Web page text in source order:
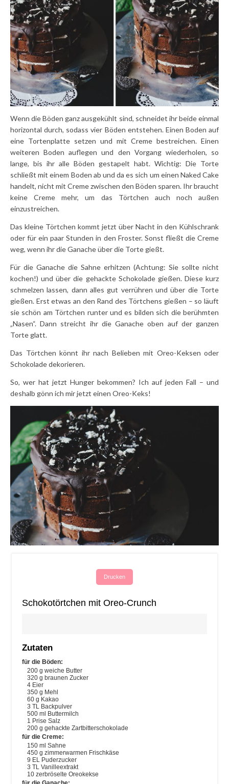
Wenn die Böden ganz ausgekühlt sind, schneidet ihr beide einmal
horizontal durch, sodass vier Böden entstehen. Einen Boden auf
eine Tortenplatte setzen und mit Creme bestreichen. Einen
weiteren Boden auflegen und den Vorgang wiederholen, so
lange, bis ihr alle Böden gestapelt habt. Wichtig: Die Torte
schließt mit einem Boden ab und da es sich um einen Naked Cake
handelt, nicht mit Creme zwischen den Böden sparen. Ihr braucht
keine Creme mehr, um das Törtchen auch noch außen
einzustreichen.
Das kleine Törtchen kommt jetzt über Nacht in den Kühlschrank
oder für ein paar Stunden in den Froster. Sonst fließt die Creme
weg, wenn ihr die Ganache über die Torte gießt.
Für die Ganache die Sahne erhitzen (Achtung: Sie sollte nicht
kochen!) und über die gehackte Schokolade gießen. Diese kurz
schmelzen lassen, dann alles gut verrühren und über die Torte
gießen. Erst etwas an den Rand des Törtchens gießen – so läuft
sie schön am Törtchen runter und es bilden sich die berühmten
„Nasen“. Dann streicht ihr die Ganache oben auf der ganzen
Torte glatt.
Das Törtchen könnt ihr nach Belieben mit Oreo-Keksen oder
Schokolade dekorieren.
So, wer hat jetzt Hunger bekommen? Ich auf jeden Fall – und
deshalb gönn ich mir jetzt einen Oreo-Keks!
Drucken
Schokotörtchen mit Oreo-Crunch
Zutaten
für die Böden:
200 g weiche Butter
320 g braunen Zucker
4 Eier
350 g Mehl
60 g Kakao
3 TL Backpulver
500 ml Buttermilch
1 Prise Salz
200 g gehackte Zartbitterschokolade
für die Creme:
150 ml Sahne
450 g zimmerwarmen Frischkäse
9 EL Puderzucker
3 TL Vanilleextrakt
10 zerbröselte Oreokekse